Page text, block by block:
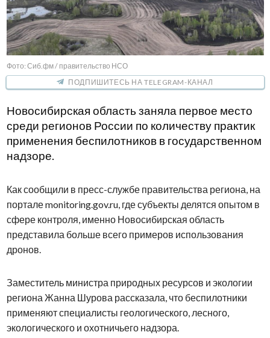
Фото: Сиб.фм / правительство НСО
ПОДПИШИТЕСЬ НА TELEGRAM-КАНАЛ
Новосибирская область заняла первое место
среди регионов России по количеству практик
применения беспилотников в государственном
надзоре.
Как сообщили в пресс-службе правительства региона, на
портале monitoring.gov.ru, где субъекты делятся опытом в
сфере контроля, именно Новосибирская область
представила больше всего примеров использования
дронов.
Заместитель министра природных ресурсов и экологии
региона Жанна Шурова рассказала, что беспилотники
применяют специалисты геологического, лесного,
экологического и охотничьего надзора.